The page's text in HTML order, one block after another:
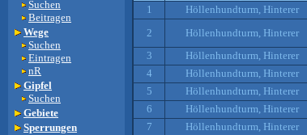
Suchen
Beitragen
Wege
Suchen
Eintragen
nR
Gipfel
Suchen
Gebiete
Sperrungen
1
Höllenhundturm, Hinterer
2
Höllenhundturm, Hinterer
3 Höllenhundturm, Hinterer
4
Höllenhundturm, Hinterer
5
Höllenhundturm, Hinterer
6
Höllenhundturm, Hinterer
7
Höllenhundturm, Hinterer